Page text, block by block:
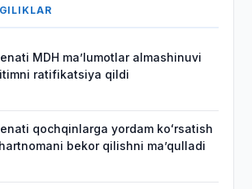
MDH maʼlumotlar almashinuvi
ratifikatsiya qildi
qochqinlarga yordam koʻrsatish
bekor qilishni maʼqulladi